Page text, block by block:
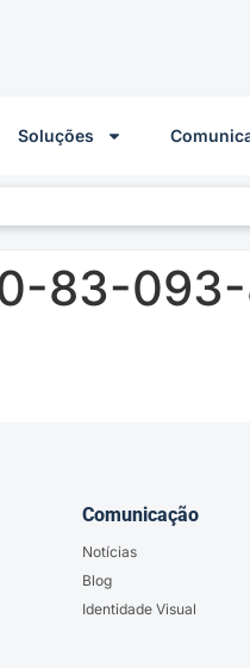
Soluções
83-
Comunicação
Notícias
Blog
Identidade Visual